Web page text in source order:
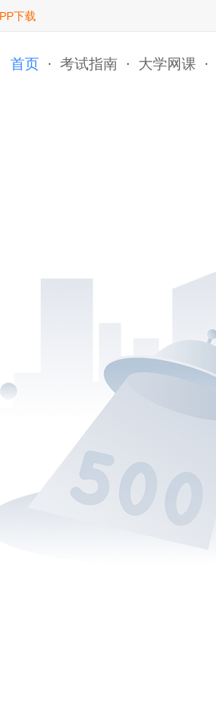
下载
首页 · 考试指南 · 大学网课 ·